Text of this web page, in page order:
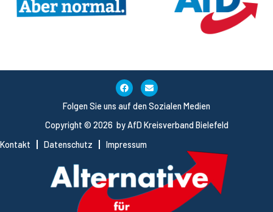
Copyright © 2026 by AfD Kreisverband Bielefeld
Kontakt
Datenschutz Impressum
Folgen Sie uns auf den Sozialen Medien